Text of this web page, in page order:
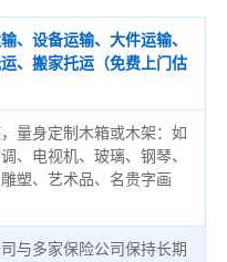
、设备运输、大件运输、
、搬家托运（免费上门估
量身定制木箱或木架：如
、电视机、玻璃、钢琴、
塑、艺术品、名贵字画
与多家保险公司保持长期